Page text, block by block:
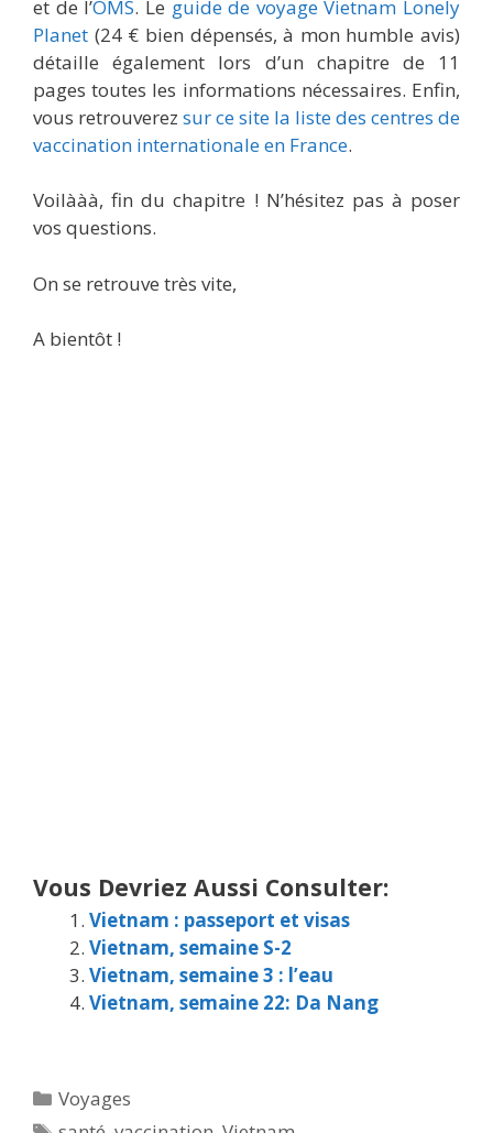
et de l’OMS. Le guide de voyage Vietnam Lonely
Planet (24 € bien dépensés, à mon humble avis)
détaille également lors d’un chapitre de 11
pages toutes les informations nécessaires. Enfin,
vous retrouverez sur ce site la liste des centres de
vaccination internationale en France.
Voilààà, fin du chapitre ! N’hésitez pas à poser
vos questions.
On se retrouve très vite,
A bientôt !
Vous Devriez Aussi Consulter:
Vietnam : passeport et visas
Vietnam, semaine S-2
Vietnam, semaine 3 : l’eau
Vietnam, semaine 22: Da Nang
Catégories
Voyages